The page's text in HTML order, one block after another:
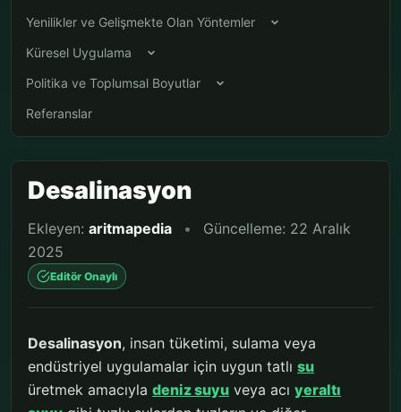
Yenilikler ve Gelişmekte Olan Yöntemler
Küresel Uygulama
Politika ve Toplumsal Boyutlar
Referanslar
Desalinasyon
Ekleyen: aritmapedia •
Güncelleme: 22 Aralık
2025
Editör Onaylı
Desalinasyon, insan tüketimi, sulama veya
endüstriyel uygulamalar için uygun tatlı su
üretmek amacıyla deniz suyu veya acı yeraltı